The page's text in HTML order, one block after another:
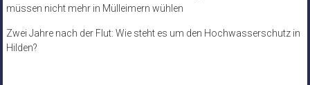
müssen nicht mehr in Mülleimern wühlen
Zwei Jahre nach der Flut: Wie steht es um den Hochwasserschutz in
Hilden?